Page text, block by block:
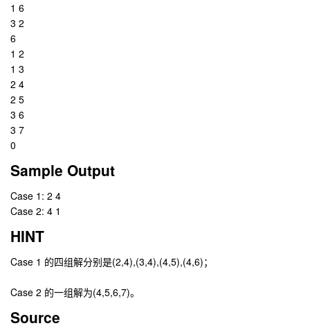
1 6
3 2
6
1 2
1 3
2 4
2 5
3 6
3 7
0
Sample Output
Case 1: 2 4
Case 2: 4 1
HINT
Case 1 的四组解分别是(2,4),(3,4),(4,5),(4,6)；
Case 2 的一组解为(4,5,6,7)。
Source